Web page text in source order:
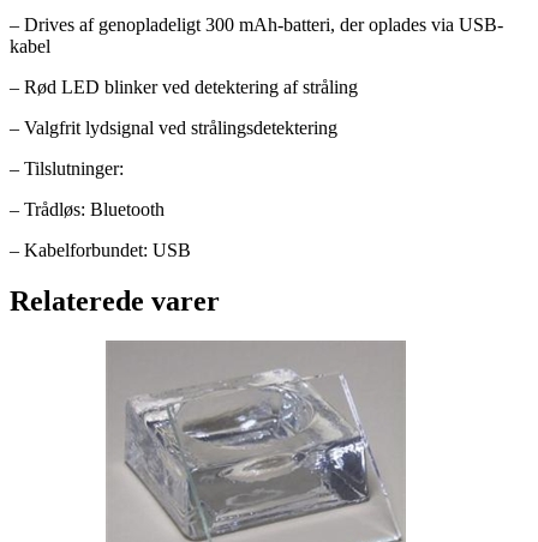
– Drives af genopladeligt 300 mAh-batteri, der oplades via USB-
kabel
– Rød LED blinker ved detektering af stråling
– Valgfrit lydsignal ved strålingsdetektering
– Tilslutninger:
– Trådløs: Bluetooth
– Kabelforbundet: USB
Relaterede varer